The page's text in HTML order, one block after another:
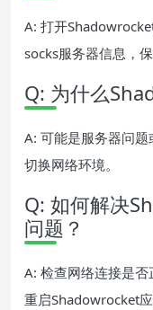
A: 打开
socks服务器信息，
Q: 为什么
A: 可能是服务器问
切换网络环境。
Q: 如何解决
问题？
A: 检查网络连接是
重启Shadowrocket应